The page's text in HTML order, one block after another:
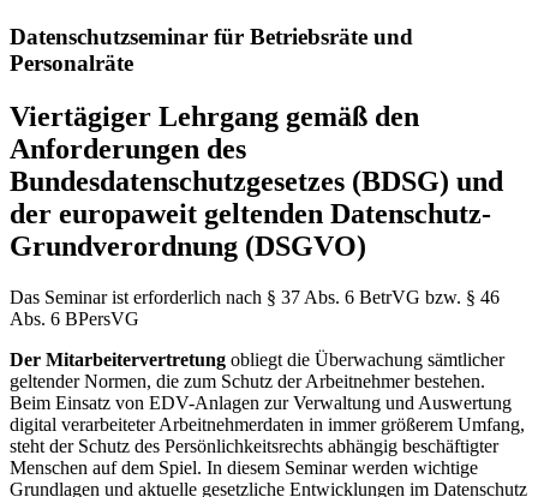
Datenschutzseminar für Betriebsräte und
Personalräte
Viertägiger Lehrgang gemäß den
Anforderungen des
Bundesdatenschutzgesetzes (BDSG) und
der europaweit geltenden Datenschutz-
Grundverordnung (DSGVO)
Das Seminar ist erforderlich nach § 37 Abs. 6 BetrVG bzw. § 46
Abs. 6 BPersVG
Der Mitarbeitervertretung obliegt die Überwachung sämtlicher
geltender Normen, die zum Schutz der Arbeitnehmer bestehen.
Beim Einsatz von EDV-Anlagen zur Verwaltung und Auswertung
digital verarbeiteter Arbeitnehmerdaten in immer größerem Umfang,
steht der Schutz des Persönlichkeitsrechts abhängig beschäftigter
Menschen auf dem Spiel. In diesem Seminar werden wichtige
Grundlagen und aktuelle gesetzliche Entwicklungen im Datenschutz